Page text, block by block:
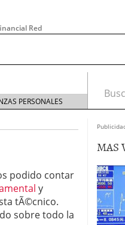
Red
Galán de
González
PERSONALES
podido contar
y
tÃ©cnico.
sobre todo la
MAS